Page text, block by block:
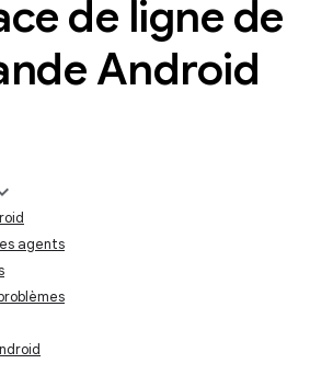
de ligne de
Android
agents